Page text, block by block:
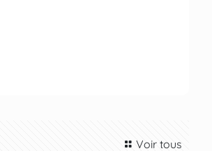
Voir tous